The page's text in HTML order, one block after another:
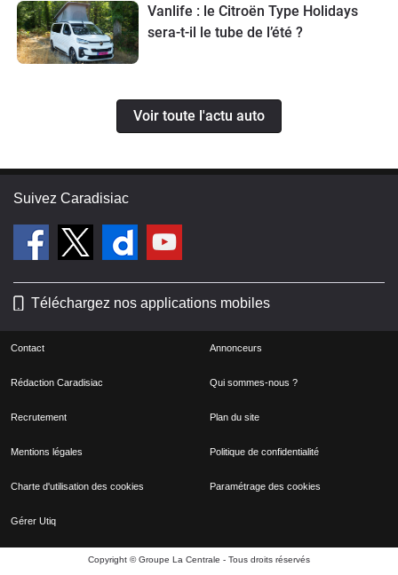
70 exemplaires.
Vanlife : le Citroën Type Holidays
sera-t-il le tube de l’été ?
Voir toute l'actu auto
Suivez Caradisiac
Téléchargez nos applications mobiles
Contact Annonceurs
Rédaction Caradisiac Qui sommes-nous ?
Recrutement Plan du site
Mentions légales Politique de confidentialité
Charte d'utilisation des cookies Paramétrage des cookies
Gérer Utiq
Copyright © Groupe La Centrale - Tous droits réservés